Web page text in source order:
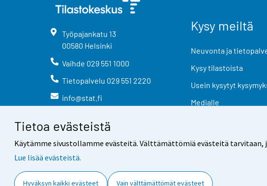
Tietoa evästeistä
Käytämme sivustollamme evästeitä. Välttämättömiä evästeitä
Lue lisää evästeistä.
Hyväksyn kaikki evästeet Vain välttämättömät evästeet
Työpajankatu 13
00580 Helsinki
Vaihde 029 551 1000
Tietopalvelu 029 551 2220
info@stat.fi
Kysy meiltä
Neuvonta ja
Kysy tilastoista
Usein kysytyt
Medialle
Yhteystiedot Palaute